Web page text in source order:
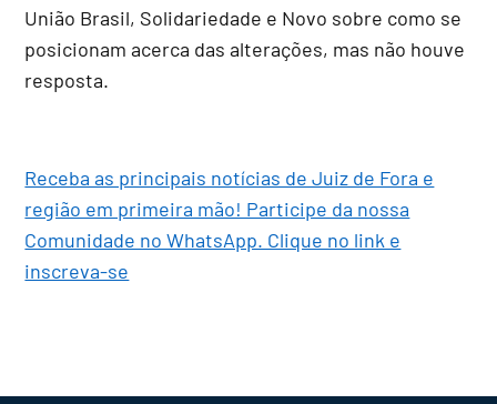
União Brasil, Solidariedade e Novo sobre como se
posicionam acerca das alterações, mas não houve
resposta.
Receba as principais notícias de Juiz de Fora e
região em primeira mão! Participe da nossa
Comunidade no WhatsApp. Clique no link e
inscreva-se